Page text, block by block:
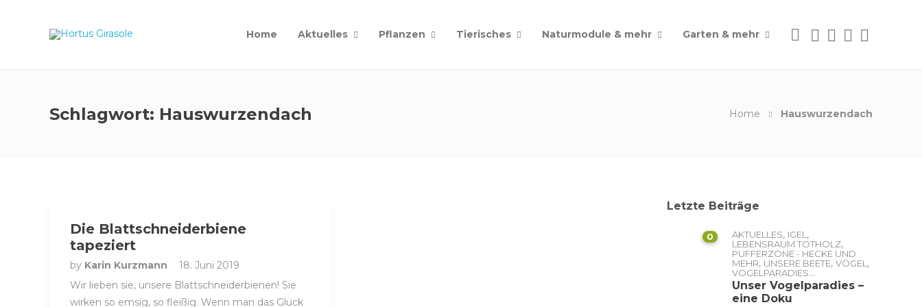
Home Aktuelles Pflanzen Tierisches Naturmodule & mehr Garten & mehr
Schlagwort: Hauswurzendach Home Hauswurzendach
Die Blattschneiderbiene
tapeziert
by Karin Kurzmann
18. Juni 2019
Wir lieben sie, unsere Blattschneiderbienen! Sie
wirken so emsig, so fleißig. Wenn man das Glück
Letzte Beiträge
0 AKTUELLES, IGEL ,
LEBENSRAUM TOTHOLZ,
PUFFERZONE - HECKE UND
MEHR, UNSERE BEETE, VÖGEL ,
VOGELPARADIES...
Unser Vogelparadies –
eine Doku